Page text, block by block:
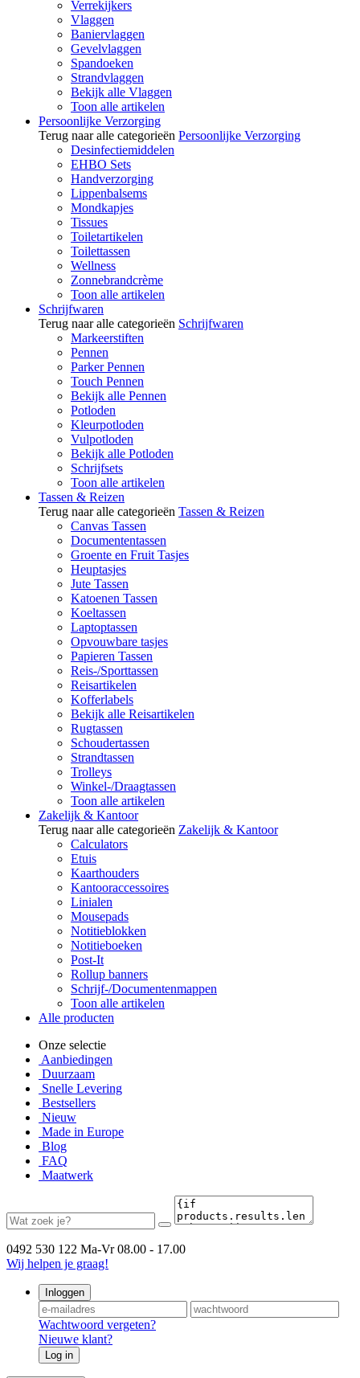
Verrekijkers
Vlaggen
Baniervlaggen
Gevelvlaggen
Spandoeken
Strandvlaggen
Bekijk alle Vlaggen
Toon alle artikelen
Persoonlijke Verzorging
Terug naar alle categorieën Persoonlijke Verzorging
Desinfectiemiddelen
EHBO Sets
Handverzorging
Lippenbalsems
Mondkapjes
Tissues
Toiletartikelen
Toilettassen
Wellness
Zonnebrandcrème
Toon alle artikelen
Schrijfwaren
Terug naar alle categorieën Schrijfwaren
Markeerstiften
Pennen
Parker Pennen
Touch Pennen
Bekijk alle Pennen
Potloden
Kleurpotloden
Vulpotloden
Bekijk alle Potloden
Schrijfsets
Toon alle artikelen
Tassen & Reizen
Terug naar alle categorieën Tassen & Reizen
Canvas Tassen
Documententassen
Groente en Fruit Tasjes
Heuptasjes
Jute Tassen
Katoenen Tassen
Koeltassen
Laptoptassen
Opvouwbare tasjes
Papieren Tassen
Reis-/Sporttassen
Reisartikelen
Kofferlabels
Bekijk alle Reisartikelen
Rugtassen
Schoudertassen
Strandtassen
Trolleys
Winkel-/Draagtassen
Toon alle artikelen
Zakelijk & Kantoor
Terug naar alle categorieën Zakelijk & Kantoor
Calculators
Etuis
Kaarthouders
Kantooraccessoires
Linialen
Mousepads
Notitieblokken
Notitieboeken
Post-It
Rollup banners
Schrijf-/Documentenmappen
Toon alle artikelen
Alle producten
Onze selectie
Aanbiedingen
Duurzaam
Snelle Levering
Bestsellers
Nieuw
Made in Europe
Blog
FAQ
Maatwerk
0492 530 122 Ma-Vr 08.00 - 17.00
Wij helpen je graag!
Inloggen
Wachtwoord vergeten?
Nieuwe klant?
Log in